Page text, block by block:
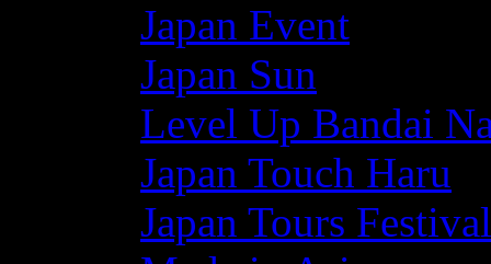
Japan Event
Japan Sun
Level Up Bandai
Japan Touch Haru
Japan Tours Festival